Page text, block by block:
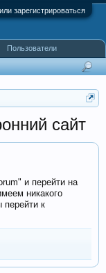
зарегистрироваться
сайт
и перейти на
никакого
перейти к
Пользователи